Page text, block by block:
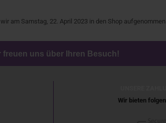
am Samstag, 22. April 2023 in den Shop
freuen uns über Ihren Besuch!
Wir bieten